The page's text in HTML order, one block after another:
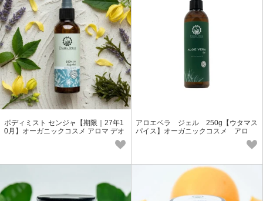
ボディミスト センジャ【期限｜27年1
0月】オーガニックコスメ アロマ デオ
アロエベラ ジェル 250g【ウタマス
パイス】オーガニックコスメ アロ